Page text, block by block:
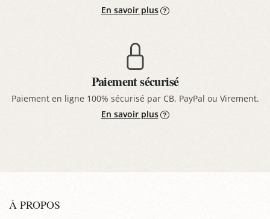
En savoir plus
Paiement sécurisé
Paiement en ligne 100% sécurisé par CB, PayPal ou Virement.
En savoir plus
À PROPOS